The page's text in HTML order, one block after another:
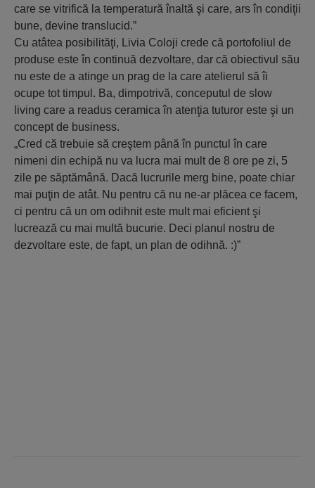
care se vitrifică la temperatură înaltă şi care, ars în condiţii
bune, devine translucid.”
Cu atâtea posibilităţi, Livia Coloji crede că portofoliul de
produse este în continuă dezvoltare, dar că obiectivul său
nu este de a atinge un prag de la care atelierul să îi
ocupe tot timpul. Ba, dimpotrivă, conceputul de slow
living care a readus ceramica în atenţia tuturor este şi un
concept de business.
„Cred că trebuie să creştem până în punctul în care
nimeni din echipă nu va lucra mai mult de 8 ore pe zi, 5
zile pe săptămână. Dacă lucrurile merg bine, poate chiar
mai puţin de atât. Nu pentru că nu ne-ar plăcea ce facem,
ci pentru că un om odihnit este mult mai eficient şi
lucrează cu mai multă bucurie. Deci planul nostru de
dezvoltare este, de fapt, un plan de odihnă. :)”